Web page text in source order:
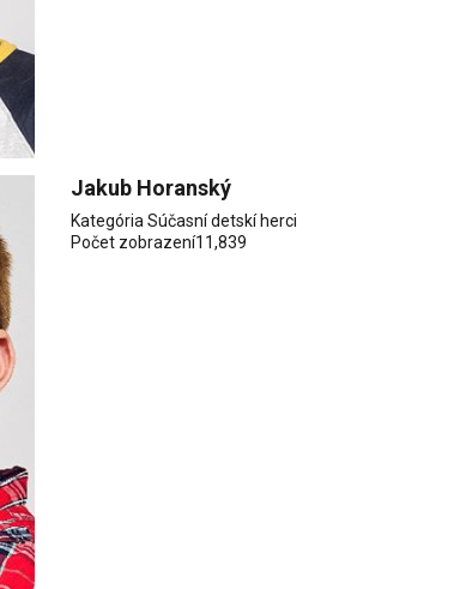
Jakub Horanský
Kategória Súčasní detskí herci
Počet zobrazení11,839